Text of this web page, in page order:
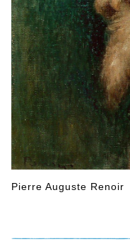
Pierre Auguste Renoir